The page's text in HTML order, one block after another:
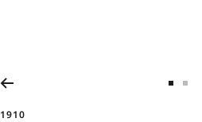
ス
ス
1910